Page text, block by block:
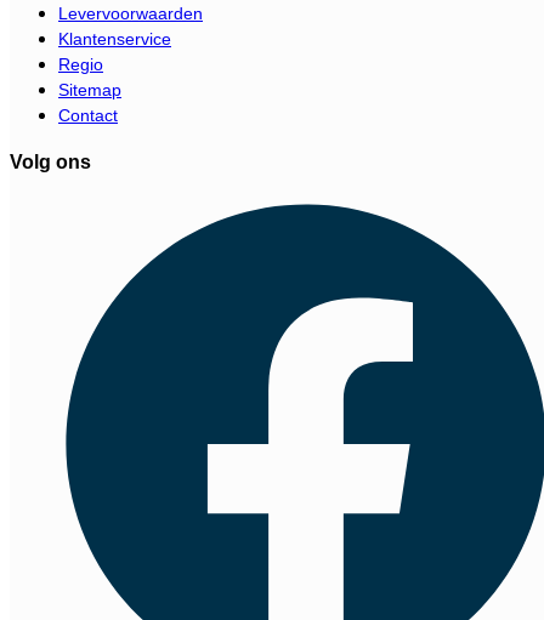
Levervoorwaarden
Klantenservice
Regio
Sitemap
Contact
Volg ons